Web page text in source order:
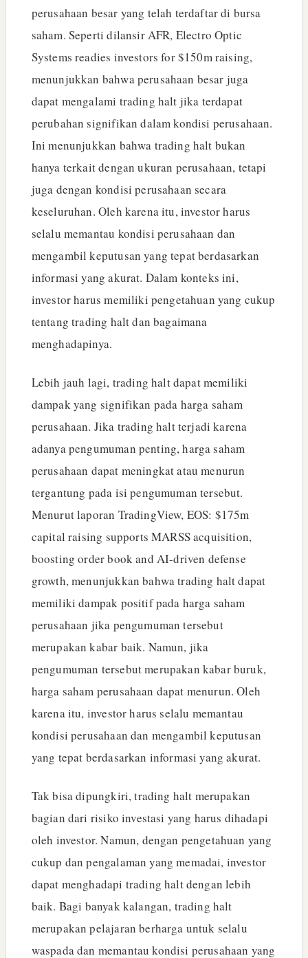
perusahaan besar yang telah terdaftar di bursa
saham. Seperti dilansir AFR, Electro Optic
Systems readies investors for $150m raising,
menunjukkan bahwa perusahaan besar juga
dapat mengalami trading halt jika terdapat
perubahan signifikan dalam kondisi perusahaan.
Ini menunjukkan bahwa trading halt bukan
hanya terkait dengan ukuran perusahaan, tetapi
juga dengan kondisi perusahaan secara
keseluruhan. Oleh karena itu, investor harus
selalu memantau kondisi perusahaan dan
mengambil keputusan yang tepat berdasarkan
informasi yang akurat. Dalam konteks ini,
investor harus memiliki pengetahuan yang cukup
tentang trading halt dan bagaimana
menghadapinya.
Lebih jauh lagi, trading halt dapat memiliki
dampak yang signifikan pada harga saham
perusahaan. Jika trading halt terjadi karena
adanya pengumuman penting, harga saham
perusahaan dapat meningkat atau menurun
tergantung pada isi pengumuman tersebut.
Menurut laporan TradingView, EOS: $175m
capital raising supports MARSS acquisition,
boosting order book and AI-driven defense
growth, menunjukkan bahwa trading halt dapat
memiliki dampak positif pada harga saham
perusahaan jika pengumuman tersebut
merupakan kabar baik. Namun, jika
pengumuman tersebut merupakan kabar buruk,
harga saham perusahaan dapat menurun. Oleh
karena itu, investor harus selalu memantau
kondisi perusahaan dan mengambil keputusan
yang tepat berdasarkan informasi yang akurat.
Tak bisa dipungkiri, trading halt merupakan
bagian dari risiko investasi yang harus dihadapi
oleh investor. Namun, dengan pengetahuan yang
cukup dan pengalaman yang memadai, investor
dapat menghadapi trading halt dengan lebih
baik. Bagi banyak kalangan, trading halt
merupakan pelajaran berharga untuk selalu
waspada dan memantau kondisi perusahaan yang